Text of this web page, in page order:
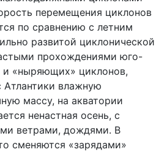
перемещения циклонов
по сравнению с летним
развитой циклонической
прохождениями юго-
и «ныряющих» циклонов,
Атлантики влажную
массу, на акватории
ненастная осень, с
ветрами, дождями. В
сменяются «зарядами»